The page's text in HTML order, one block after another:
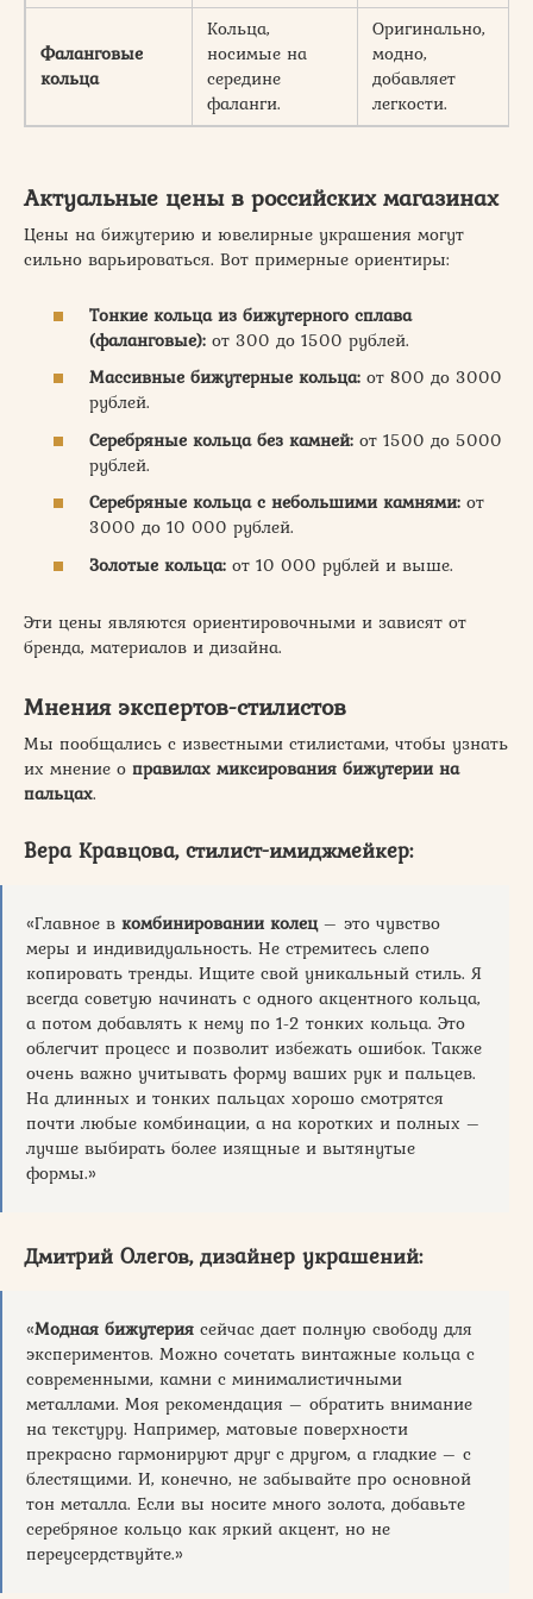
Фаланговые
кольца
Кольца,
носимые на
середине
фаланги.
Оригинально,
модно,
добавляет
легкости.
Актуальные цены в российских магазинах
Цены на бижутерию и ювелирные украшения могут
сильно варьироваться. Вот примерные ориентиры:
Тонкие кольца из бижутерного сплава
(фаланговые): от 300 до 1500 рублей.
Массивные бижутерные кольца: от 800 до 3000
рублей.
Серебряные кольца без камней: от 1500 до 5000
рублей.
Серебряные кольца с небольшими камнями: от
3000 до 10 000 рублей.
Золотые кольца: от 10 000 рублей и выше.
Эти цены являются ориентировочными и зависят от
бренда, материалов и дизайна.
Мнения экспертов-стилистов
Мы пообщались с известными стилистами, чтобы узнать
их мнение о правилах миксирования бижутерии на
пальцах.
Вера Кравцова, стилист-имиджмейкер:
«Главное в комбинировании колец– это чувство
меры и индивидуальность. Не стремитесь слепо
копировать тренды. Ищите свой уникальный стиль. Я
всегда советую начинать с одного акцентного кольца,
а потом добавлять к нему по 1-2 тонких кольца. Это
облегчит процесс и позволит избежать ошибок. Также
очень важно учитывать форму ваших рук и пальцев.
На длинных и тонких пальцах хорошо смотрятся
почти любые комбинации, а на коротких и полных –
лучше выбирать более изящные и вытянутые
формы.»
Дмитрий Олегов, дизайнер украшений:
«Модная бижутерия сейчас дает полную свободу для
экспериментов. Можно сочетать винтажные кольца с
современными, камни с минималистичными
металлами. Моя рекомендация – обратить внимание
на текстуру. Например, матовые поверхности
прекрасно гармонируют друг с другом, а гладкие – с
блестящими. И, конечно, не забывайте про основной
тон металла. Если вы носите много золота, добавьте
серебряное кольцо как яркий акцент, но не
переусердствуйте.»